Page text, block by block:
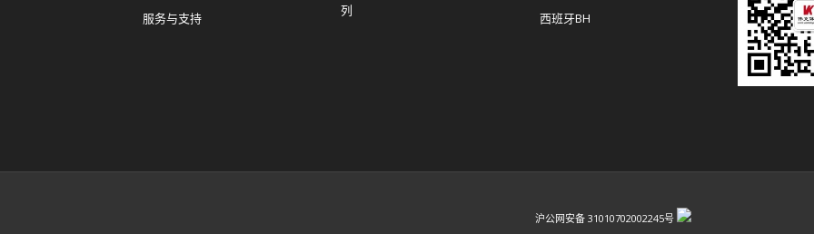
服务与支持
列
西班牙BH
沪公网安备 31010702002245号